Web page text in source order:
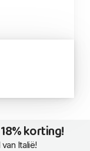
korting!
Italië!